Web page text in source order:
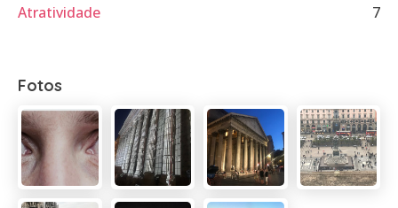
Atratividade
7
Fotos